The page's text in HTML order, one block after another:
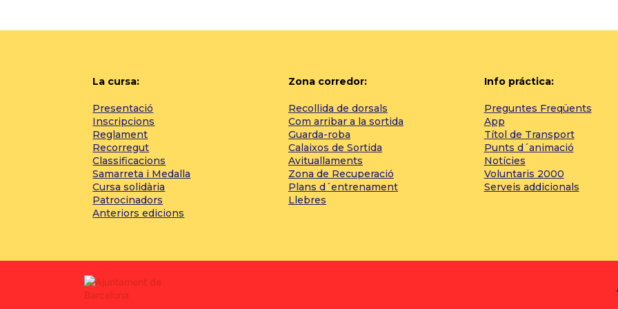
La cursa:
Presentació
Inscripcions
Reglament
Recorregut
Classificacions
Samarreta i Medalla
Cursa solidària
Patrocinadors
Anteriors edicions
Zona corredor:
Recollida de dorsals
Com arribar a la sortida
Guarda-roba
Calaixos de Sortida
Avituallaments
Zona de Recuperació
Plans d´entrenament
Llebres
Info práctica:
Preguntes Freqüents
App
Títol de Transport
Punts d´animació
Notícies
Voluntaris 2000
Serveis addicionals